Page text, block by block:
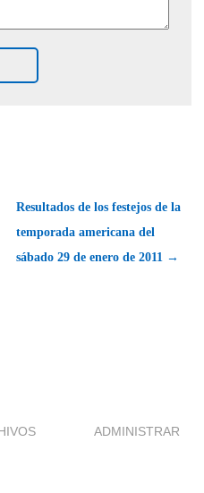
Resultados de los festejos de la
temporada americana del
sábado 29 de enero de 2011 →
ADMINISTRAR